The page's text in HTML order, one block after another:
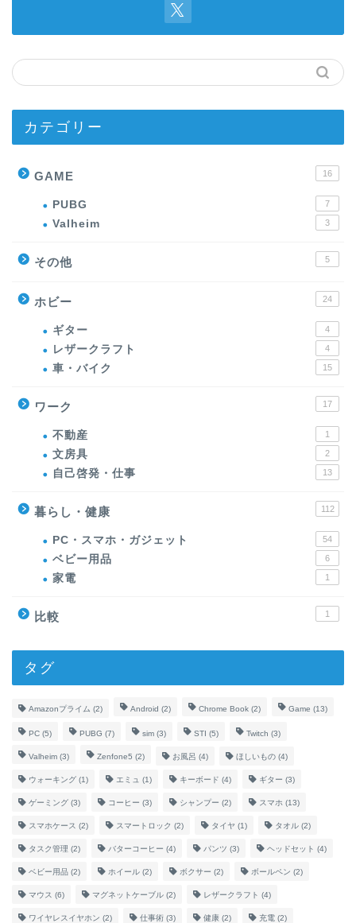
カテゴリー
GAME 16
PUBG 7
Valheim 3
その他 5
ホビー 24
ギター 4
レザークラフト 4
車・バイク 15
ワーク 17
不動産 1
文房具 2
自己啓発・仕事 13
暮らし・健康 112
PC・スマホ・ガジェット 54
ベビー用品 6
家電 1
比較 1
タグ
Amazonプライム (2) Android (2) Chrome Book (2) Game (13)
PC (5) PUBG (7) sim (3) STI (5) Twitch (3)
Valheim (3) Zenfone5 (2) お風呂 (4) ほしいもの (4)
ウォーキング (1) エミュ (1) キーボード (4) ギター (3)
ゲーミング (3) コーヒー (3) シャンプー (2) スマホ (13)
スマホケース (2) スマートロック (2) タイヤ (1) タオル (2)
タスク管理 (2) バターコーヒー (4) パンツ (3) ヘッドセット (4)
ベビー用品 (2) ホイール (2) ボクサー (2) ボールペン (2)
マウス (6) マグネットケーブル (2) レザークラフト (4)
ワイヤレスイヤホン (2) 仕事術 (3) 健康 (2) 充電 (2)